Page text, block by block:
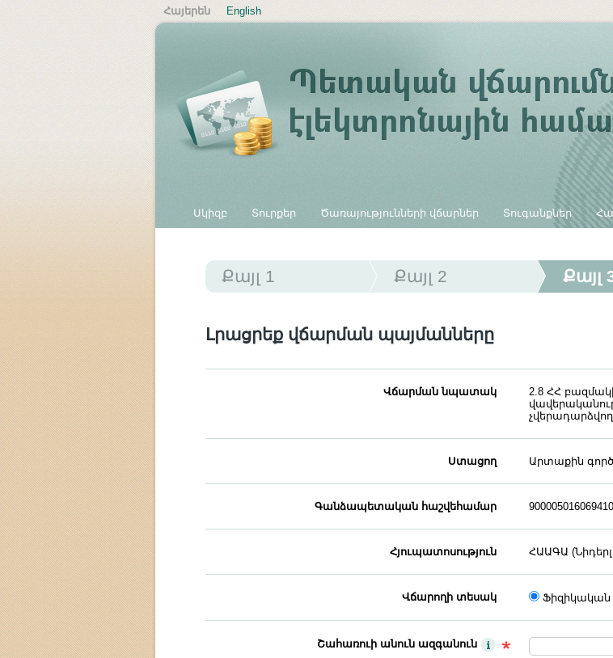
Հայերեն English
Սկիզբ Տուրքեր Ծառայությունների վճարներ Տուգանքներ
Քայլ 1 Քայլ 2 Քայլ
Լրացրեք վճարման պայմանները
Վճարման նպատակ
2.8 ՀՀ
Ստացող Արտաքին
Գանձապետական հաշվեհամար 900005016069410
Հյուպատոսություն ՀԱԱԳԱ
Վճարողի տեսակ Ֆիզիկական
Շահառուի անուն ազգանուն